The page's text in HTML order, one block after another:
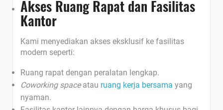
Akses Ruang Rapat dan Fasilitas
Kantor
Kami menyediakan akses eksklusif ke fasilitas
modern seperti:
Ruang rapat dengan peralatan lengkap.
Coworking spaceatau ruang kerja bersama yang
nyaman.